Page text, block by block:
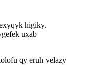
higiky.
uxab
qy eruh velazy